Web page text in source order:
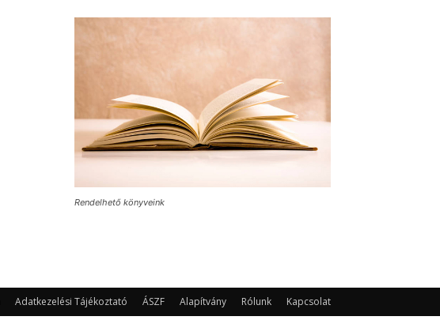
Rendelhető könyveink
Adatkezelési Tájékoztató ÁSZF Alapítvány Rólunk Kapcsolat